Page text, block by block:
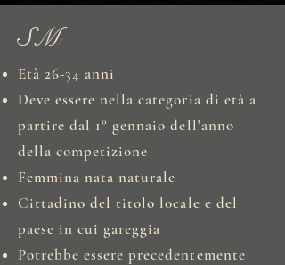
SM
Età 26-34 anni
Deve essere nella categoria di età a
partire dal 1° gennaio dell'anno
della competizione
Femmina nata naturale
Cittadino del titolo locale e del
paese in cui gareggia
Potrebbe essere precedentemente